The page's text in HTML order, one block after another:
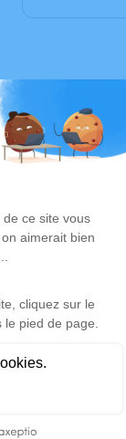
Déroulé
Le
Eglise